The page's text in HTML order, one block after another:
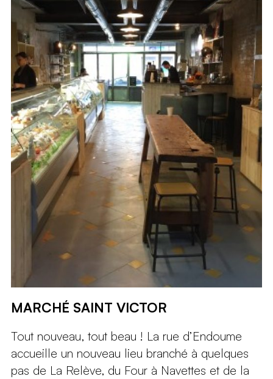
MARCHÉ SAINT VICTOR
Tout nouveau, tout beau ! La rue d’Endoume
accueille un nouveau lieu branché à quelques
pas de La Relève, du Four à Navettes et de la